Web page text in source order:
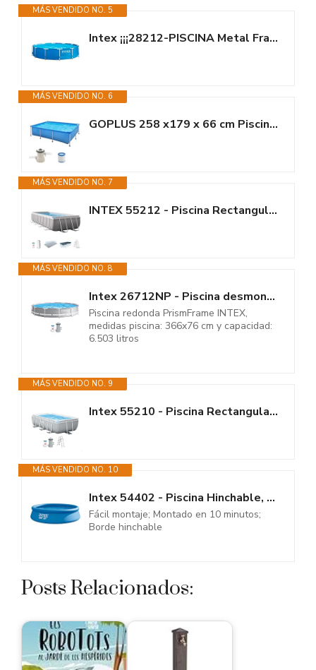
MÁS VENDIDO NO. 5
Intex ¡¡¡28212-PISCINA Metal Frame 366X76CM 6503L C/DEPURADORA
MÁS VENDIDO NO. 6
GOPLUS 258 x179 x 66 cm Piscina Desmontable Rectangular con Depuradora,...
MÁS VENDIDO NO. 7
INTEX 55212 - Piscina Rectangular Prisma Frame 488x244x107 cm + depuradora
MÁS VENDIDO NO. 8
Intex 26712NP - Piscina desmontable redonda INTEX Prism Frame con...
Piscina redonda PrismFrame INTEX,
medidas piscina: 366x76 cm y capacidad:
6.503 litros
MÁS VENDIDO NO. 9
Intex 55210 - Piscina Rectangular Prism Frame 300x175x80 cm con depuradora
MÁS VENDIDO NO. 10
Intex 54402 - Piscina Hinchable, Ø366x76 cm, 5.621 litros, Piscina...
Fácil montaje; Montado en 10 minutos;
Borde hinchable
Posts Relacionados: